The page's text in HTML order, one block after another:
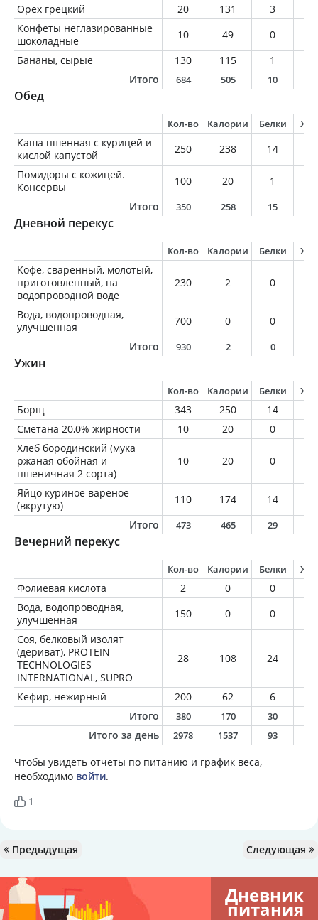
Орех грецкий 20 131 3
Конфеты неглазированные
шоколадные
10 49 0
Бананы, сырые
130 115 1
Итого
684 505 10
Обед
Кол-во Калории Белки
Каша пшенная с курицей и
кислой капустой
250 238 14
Помидоры с кожицей.
Консервы
100 20 1
Итого
350 258 15
Дневной перекус
Кол-во Калории Белки
Кофе, сваренный, молотый,
приготовленный, на
водопроводной воде
230 2 0
Вода, водопроводная,
улучшенная
700 0 0
Итого
930 2 0
Ужин
Кол-во Калории Белки
Борщ 343 250 14
Сметана 20,0% жирности
10 20 0
Хлеб бородинский (мука
ржаная обойная и
пшеничная 2 сорта)
10 20 0
Яйцо куриное вареное
(вкрутую)
110 174 14
Итого
473 465 29
Вечерний перекус
Кол-во Калории Белки
Фолиевая кислота 2 0 0
Вода, водопроводная,
улучшенная
150 0 0
Соя, белковый изолят
(дериват), PROTEIN
TECHNOLOGIES
INTERNATIONAL, SUPRO
28 108 24
Кефир, нежирный 200 62 6
Итого
380 170 30
Итого за день 2978 1537 93
Чтобы увидеть отчеты по питанию и график веса,
необходимо войти.
1
Предыдущая Следующая
Дневник
питания